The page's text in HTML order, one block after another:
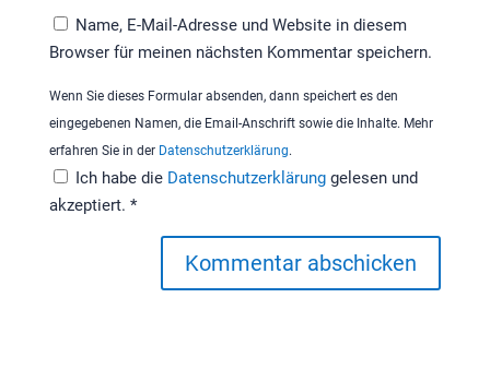
Name, E-Mail-Adresse und Website in diesem
Browser für meinen nächsten Kommentar speichern.
Wenn Sie dieses Formular absenden, dann speichert es den
eingegebenen Namen, die Email-Anschrift sowie die Inhalte. Mehr
erfahren Sie in der Datenschutzerklärung.
Ich habe die Datenschutzerklärung gelesen und
akzeptiert. *
Kommentar abschicken